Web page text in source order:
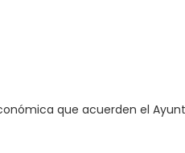
que acuerden el